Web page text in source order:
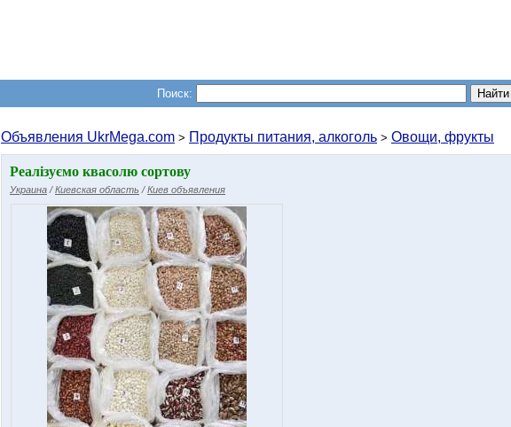
Поиск:
Объявления UkrMega.com > Продукты питания, алкоголь > Овощи, фрукты
Реалізуємо квасолю сортову
Украина /Киевская область /Киев объявления